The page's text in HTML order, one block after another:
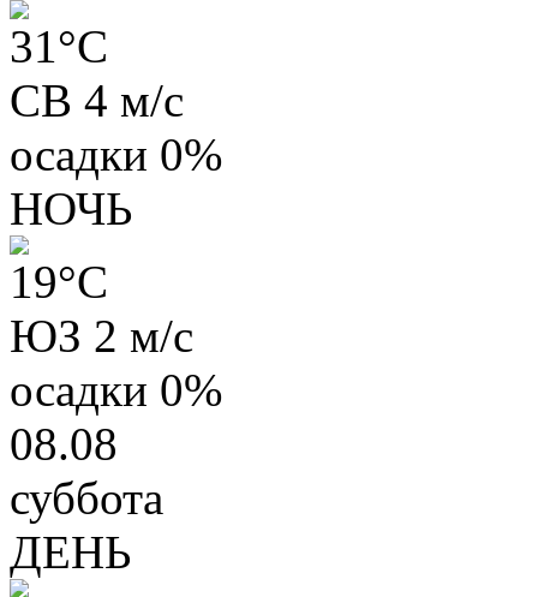
31°C
СВ 4 м/с
осадки 0%
НОЧЬ
19°C
ЮЗ 2 м/с
осадки 0%
08.08
суббота
ДЕНЬ